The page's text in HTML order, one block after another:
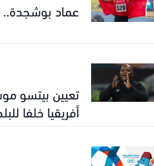
عماد بوشجدة.. 800 متر عن الحلم وميدالية المغرب
تعيين بيتسو
أفريقيا خلفا